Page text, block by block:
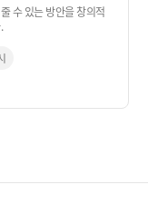
수 있는 방안을 창의적